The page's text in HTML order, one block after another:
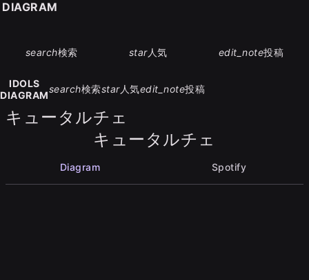
search検索 star人気 edit_note投稿
IDOLS
DIAGRAM
search検索star人気edit_note投稿
キュータルチェ
キュータルチェ
Diagram Spotify